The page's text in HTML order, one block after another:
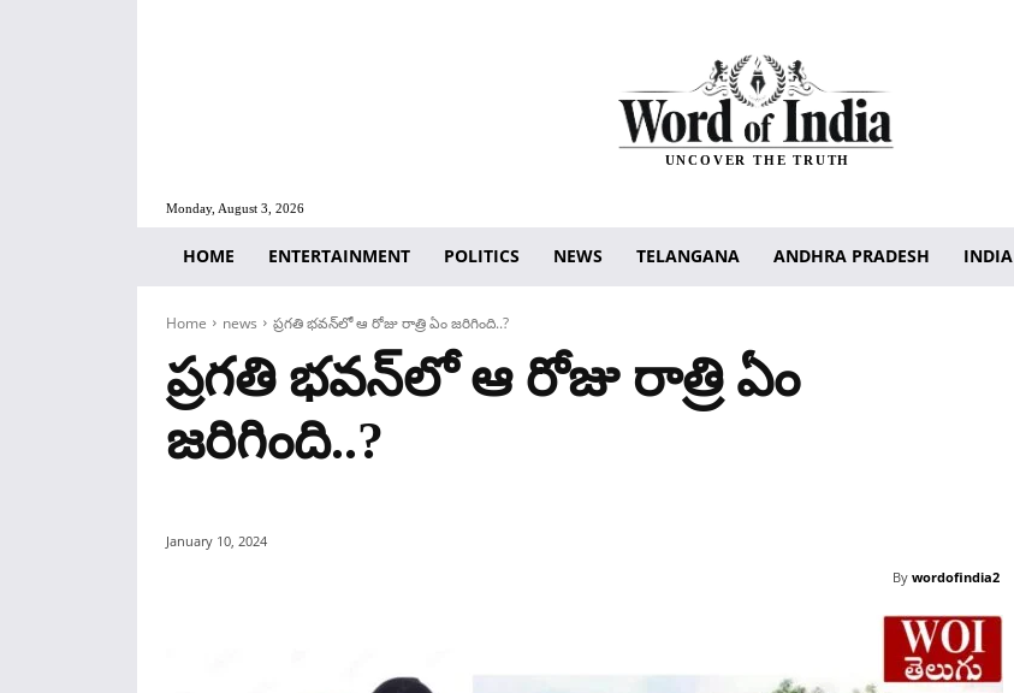
Monday, August 3, 2026
UNCOVER THE TRUTH
HOME ENTERTAINMENT POLITICS NEWS TELANGANA ANDHRA PRADESH INDIA
Home news ప్రగతి భవన్‌లో ఆ రోజు రాత్రి ఏం జరిగింది..?
ప్రగతి భవన్‌లో ఆ రోజు రాత్రి ఏం
జరిగింది..?
January 10, 2024
By wordofindia2